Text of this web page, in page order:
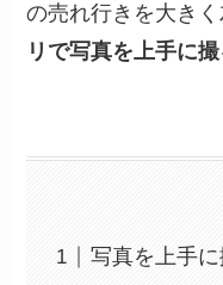
の売れ行きを大きく
リで写真を上手に
写真を上手